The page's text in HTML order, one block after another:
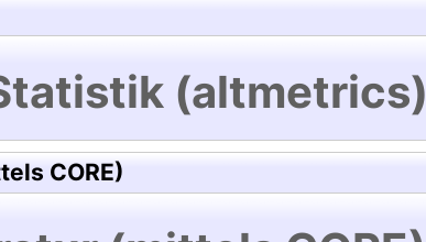
(altmetrics)
CORE)